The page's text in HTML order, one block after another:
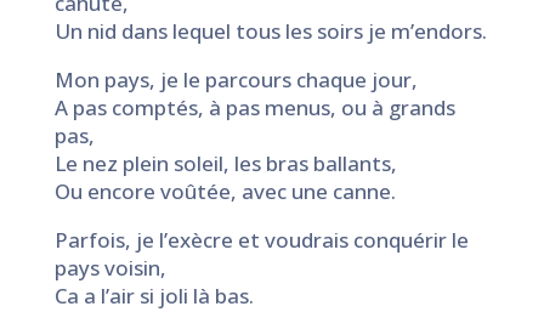
Un nid dans lequel tous les soirs je m’endors.
Mon pays, je le parcours chaque jour,
A pas comptés, à pas menus, ou à grands
pas,
Le nez plein soleil, les bras ballants,
Ou encore voûtée, avec une canne.
Parfois, je l’exècre et voudrais conquérir le
pays voisin,
Ca a l’air si joli là bas.